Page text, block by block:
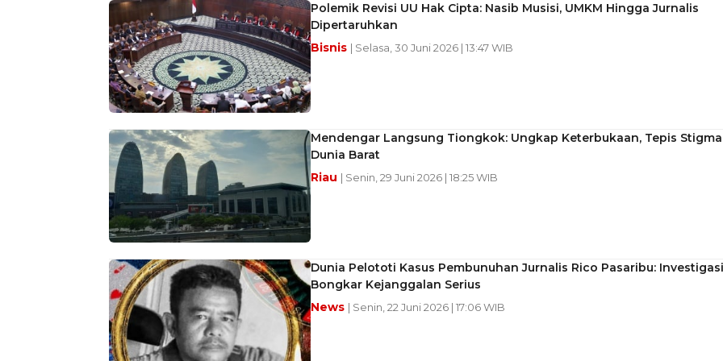
Polemik Revisi UU Hak Cipta: Nasib Musisi, UMKM Hingga Jurnalis
Dipertaruhkan
Bisnis | Selasa, 30 Juni 2026 | 13:47 WIB
Mendengar Langsung Tiongkok: Ungkap Keterbukaan, Tepis Stigma
Dunia Barat
Riau | Senin, 29 Juni 2026 | 18:25 WIB
Dunia Pelototi Kasus Pembunuhan Jurnalis Rico Pasaribu: Investigasi
Bongkar Kejanggalan Serius
News | Senin, 22 Juni 2026 | 17:06 WIB